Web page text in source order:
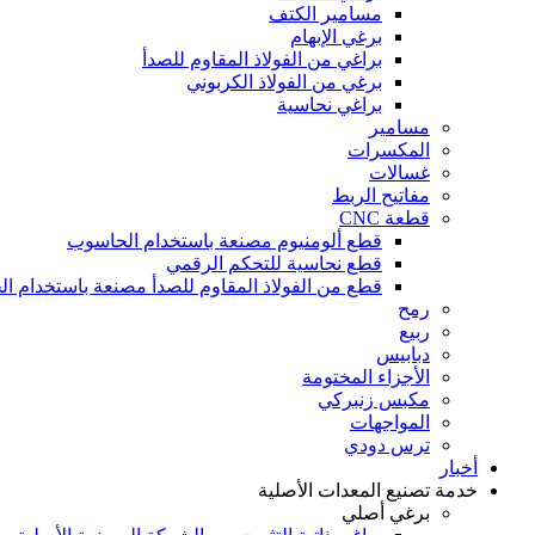
مسامير الكتف
برغي الإبهام
براغي من الفولاذ المقاوم للصدأ
برغي من الفولاذ الكربوني
براغي نحاسية
مسامير
المكسرات
غسالات
مفاتيح الربط
قطعة CNC
قطع ألومنيوم مصنعة باستخدام الحاسوب
قطع نحاسية للتحكم الرقمي
قطع من الفولاذ المقاوم للصدأ مصنعة باستخدام
رمح
ربيع
دبابيس
الأجزاء المختومة
مكبس زنبركي
المواجهات
ترس دودي
أخبار
خدمة تصنيع المعدات الأصلية
برغي أصلي